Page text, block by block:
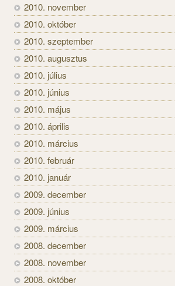
2010. november
2010. október
2010. szeptember
2010. augusztus
2010. július
2010. június
2010. május
2010. április
2010. március
2010. február
2010. január
2009. december
2009. június
2009. március
2008. december
2008. november
2008. október